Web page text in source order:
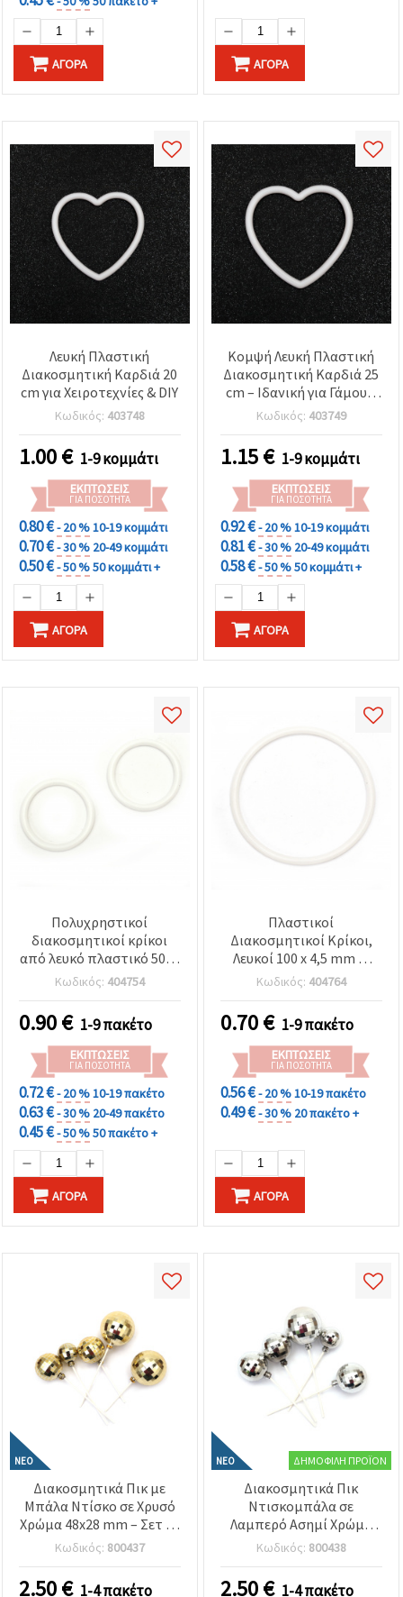
ΑΓΟΡΆ ΑΓΟΡΆ
Λευκή Πλαστική
Διακοσμητική Καρδιά 20
cm για Χειροτεχνίες & DIY
Κωδικός: 403748
1.00€ 1-9 κομμάτι
ΕΚΠΤΏΣΕΙΣ
ΓΙΑ ΠΟΣΌΤΗΤΑ
0.80 €- 20 %10-19 κομμάτι
0.70 €- 30 % 20-49 κομμάτι
0.50 €- 50 %50 κομμάτι +
ΑΓΟΡΆ
Κομψή Λευκή Πλαστική
Διακοσμητική Καρδιά 25
cm – Ιδανική για Γάμους,
Πάρτι & DIY Χειροτεχνίες
Κωδικός: 403749
1.15€ 1-9 κομμάτι
ΕΚΠΤΏΣΕΙΣ
ΓΙΑ ΠΟΣΌΤΗΤΑ
0.92 €- 20 %10-19 κομμάτι
0.81 €- 30 % 20-49 κομμάτι
0.58 €- 50 %50 κομμάτι +
ΑΓΟΡΆ
Πολυχρηστικοί
διακοσμητικοί κρίκοι
από λευκό πλαστικό 50x4
mm – Σετ 5 τεμ. για
δημιουργικές
χειροτεχνίες & οικιακές
κατασκευές
Κωδικός: 404754
0.90€ 1-9 πακέτο
ΕΚΠΤΏΣΕΙΣ
ΓΙΑ ΠΟΣΌΤΗΤΑ
0.72 €- 20 %10-19 πακέτο
0.63 €- 30 % 20-49 πακέτο
0.45 €- 50 %50 πακέτο +
ΑΓΟΡΆ
Πλαστικοί
Διακοσμητικοί Κρίκοι,
Λευκοί 100 x 4,5 mm —
Σετ 2 τεμ.
Κωδικός: 404764
0.70€ 1-9 πακέτο
ΕΚΠΤΏΣΕΙΣ
ΓΙΑ ΠΟΣΌΤΗΤΑ
0.56 €- 20 %10-19 πακέτο
0.49 €- 30 % 20 πακέτο +
ΑΓΟΡΆ
ΝΈΟ
Διακοσμητικά Πικ με
Μπάλα Ντίσκο σε Χρυσό
Χρώμα 48x28 mm – Σετ 12
τεμ. – Ιδανικά για
Διακόσμηση Πάρτι,
Ανθοσυνθέσεις και
Κωδικός: 800437
2.50€ 1-4 πακέτο
ΝΈΟ ΔΗΜΟΦΙΛΉ ΠΡΟΪΌΝ
Διακοσμητικά Πικ
Ντισκομπάλα σε
Λαμπερό Ασημί Χρώμα
48x28 mm – Σετ 12
Τεμαχίων – Ιδανικά για
Διακόσμηση Πάρτι,
Κωδικός: 800438
2.50€ 1-4 πακέτο